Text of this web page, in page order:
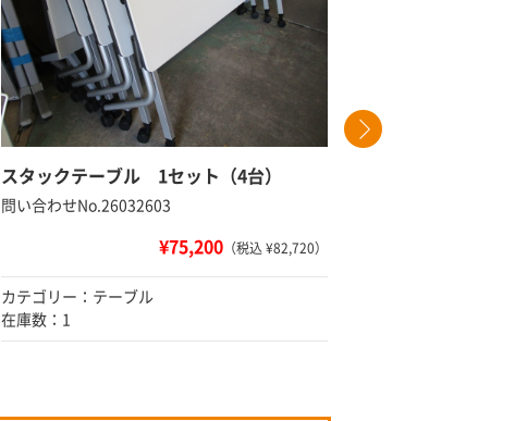
スタックテーブル 1セット（4台）
問い合わせNo.26032603
¥75,200 （税込 ¥82,720）
カテゴリー：テーブル
在庫数：1